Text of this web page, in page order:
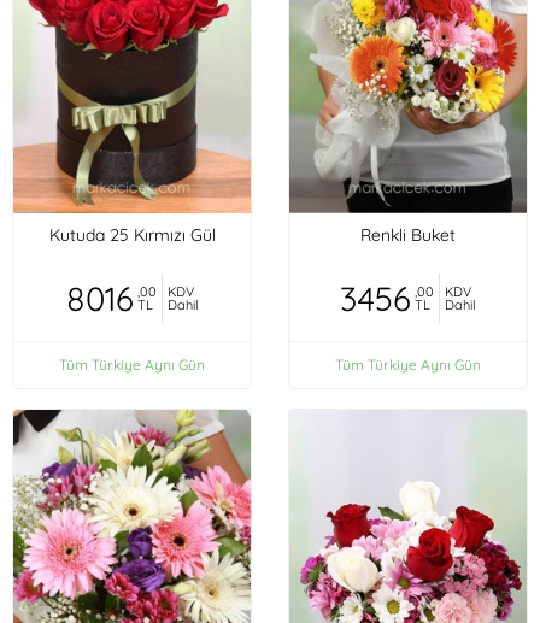
Kutuda 25 Kırmızı Gül
8016 ,00
TL
KDV
Dahil
Tüm Türkiye Aynı Gün
Renkli Buket
3456 ,00
TL
KDV
Dahil
Tüm Türkiye Aynı Gün